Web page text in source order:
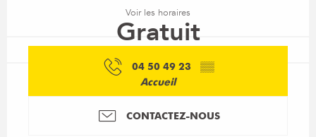
Voir les horaires
Gratuit
04 50 49 23 ▒▒
Accueil
CONTACTEZ-NOUS